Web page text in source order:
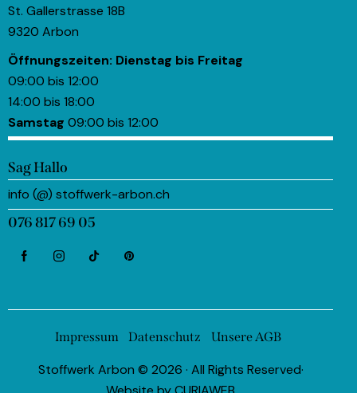
St. Gallerstrasse 18B
9320 Arbon
Öffnungszeiten: Dienstag bis Freitag
09:00 bis 12:00
14:00 bis 18:00
Samstag 09:00 bis 12:00
Sag Hallo
info (@) stoffwerk-arbon.ch
076 817 69 05
Impressum Datenschutz Unsere AGB
Stoffwerk Arbon © 2026 · All Rights Reserved·